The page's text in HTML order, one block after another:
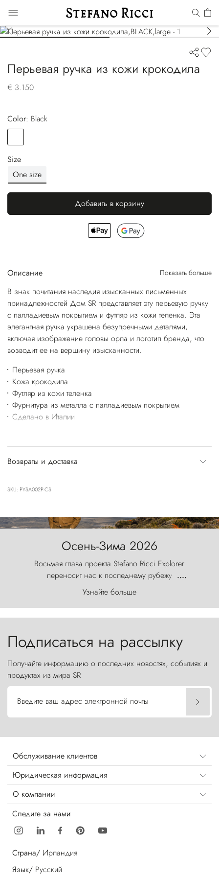
Перьевая ручка из кожи крокодила
€ 3.150
Color:
black
Size
One size
Добавить в корзину
Описание Показать больше
В знак почитания наследия изысканных письменных
принадлежностей Дом SR представляет эту перьевую ручку
с палладиевым покрытием и футляр из кожи теленка. Эта
элегантная ручка украшена безупречными деталями,
включая изображение головы орла и логотип бренда, что
возводит ее на вершину изысканности.
Перьевая ручка
Кожа крокодила
Футляр из кожи теленка
Фурнитура из металла с палладиевым покрытием
Сделано в Италии
Возвраты и доставка
SKU: PYSA002P-CS
Осень-Зима 2026
Восьмая глава проекта Stefano Ricci Explorer
переносит нас к последнему рубежу
первозданного мира, где ветер с
первобытной яростью ваяет ландшафт, а пики
Торрес-дель-Пайне, словно каменные стражи,
....
Узнайте больше
Подписаться на рассылку
Получайте информацию о последних новостях, событиях и
продуктах из мира SR
Введите ваш адрес электронной почты
Обслуживание клиентов
Юридическая информация
О компании
Следите за нами
Страна/ Ирландия
Язык/ Русский